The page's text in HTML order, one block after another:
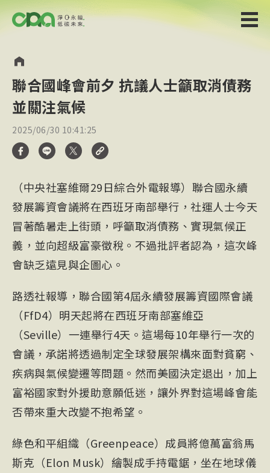
聯合國峰會前夕 抗議人士籲取消債務
並關注氣候
2025/06/30 10:41:25
（中央社塞維爾29日綜合外電報導）聯合國永續
發展籌資會議將在西班牙南部舉行，社運人士今天
冒著酷暑走上街頭，呼籲取消債務、實現氣候正
義，並向超級富豪徵稅。不過批評者認為，這次峰
會缺乏遠見與企圖心。
路透社報導，聯合國第4屆永續發展籌資國際會議
（FfD4）明天起將在西班牙南部塞維亞
（Seville）一連舉行4天。這場每10年舉行一次的
會議，承諾將透過制定全球發展架構來面對貧窮、
疾病與氣候變遷等問題。然而美國決定退出，加上
富裕國家對外援助意願低迷，讓外界對這場峰會能
否帶來重大改變不抱希望。
綠色和平組織（Greenpeace）成員將億萬富翁馬
斯克（Elon Musk）繪製成手持電鋸，坐在地球儀